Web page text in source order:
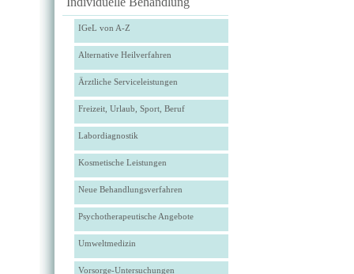
IGeL von A-Z
Alternative Heilverfahren
Ärztliche Serviceleistungen
Freizeit, Urlaub, Sport, Beruf
Labordiagnostik
Kosmetische Leistungen
Neue Behandlungsverfahren
Psychotherapeutische Angebote
Umweltmedizin
Vorsorge-Untersuchungen